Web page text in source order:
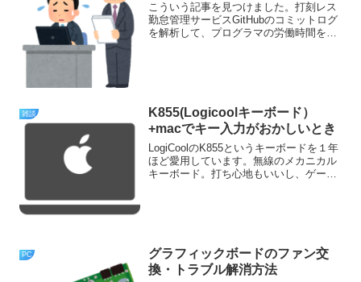
こういう記事を見つけました。打刻レス
勤怠管理サービスGitHubのコミットログ
を解析して、プログラマの労働時間を管
雑談
K855(Logicoolキーボード）
+macでキー入力がおかしいとき
LogiCoolのK855というキーボードを１年
ほど愛用しています。無線のメカニカル
キーボード。打ち心地もいいし、ゲーミ
PC
グラフィックボードのファン交
換・トラブル解消方法